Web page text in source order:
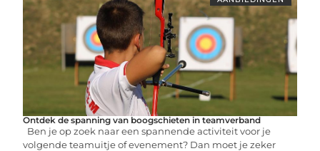
Ontdek de spanning van boogschieten in teamverband
Ben je op zoek naar een spannende activiteit voor je
volgende teamuitje of evenement? Dan moet je zeker